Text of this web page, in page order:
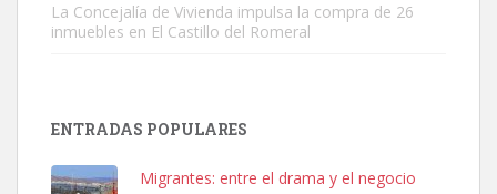
Leales.org » Gran Canaria
La Concejalía de Vivienda impulsa la compra de 26
inmuebles en El Castillo del Romeral
ENTRADAS POPULARES
Migrantes: entre el drama y el negocio